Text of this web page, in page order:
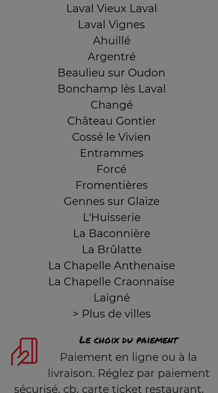
Laval Vieux Laval
Laval Vignes
Ahuillé
Argentré
Beaulieu sur Oudon
Bonchamp lès Laval
Changé
Château Gontier
Cossé le Vivien
Entrammes
Forcé
Fromentières
Gennes sur Glaize
L'Huisserie
La Baconnière
La Brûlatte
La Chapelle Anthenaise
La Chapelle Craonnaise
Laigné
> Plus de villes
Le choix du paiement
Paiement en ligne ou à la
livraison. Réglez par paiement
sécurisé, cb, carte ticket restaurant,